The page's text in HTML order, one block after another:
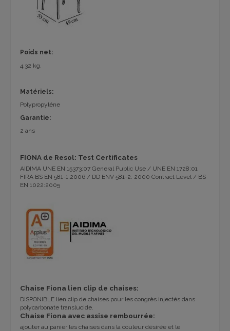
Poids net:
4,32 kg.
Matériels:
Polypropyléne
Garantie:
2 ans
FIONA de Resol: Test Certificates
AIDIMA UNE EN 15373:07 General Public Use / UNE EN 1728:01
FIRA BS EN 581-1:2006 / DD ENV 581-2: 2000 Contract Level / BS
EN 1022:2005
Chaise Fiona lien clip de chaises:
DISPONIBLE lien clip de chaises pour les congrès injectés dans
polycarbonate translucide.
Chaise Fiona avec assise rembourrée:
ajouter au panier les chaises dans la couleur désirée et le